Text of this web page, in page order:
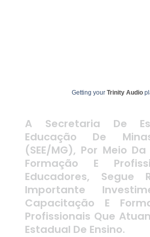
Getting your Trinity Audio
A Secretaria De
Educação De
(SEE/MG), Por Meio
Formação E
Educadores, Segue
Importante
Capacitação E
Profissionais Que
Estadual De Ensino.